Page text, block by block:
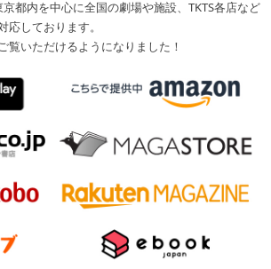
都内を中心に全国の劇場や施設、TKTS各店など
しております。
覧いただけるようになりました！